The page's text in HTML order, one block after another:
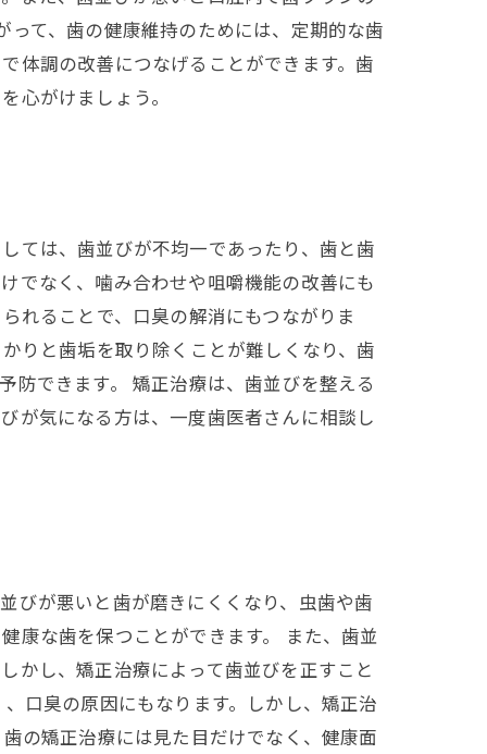
て、歯の健康維持のためには、定期的な歯
体調の改善につなげることができます。歯
心がけましょう。
ては、歯並びが不均一であったり、歯と歯
でなく、噛み合わせや咀嚼機能の改善にも
れることで、口臭の解消にもつながりま
りと歯垢を取り除くことが難しくなり、歯
防できます。 矯正治療は、歯並びを整える
が気になる方は、一度歯医者さんに相談し
びが悪いと歯が磨きにくくなり、虫歯や歯
康な歯を保つことができます。 また、歯並
かし、矯正治療によって歯並びを正すこと
口臭の原因にもなります。しかし、矯正治
の矯正治療には見た目だけでなく、健康面